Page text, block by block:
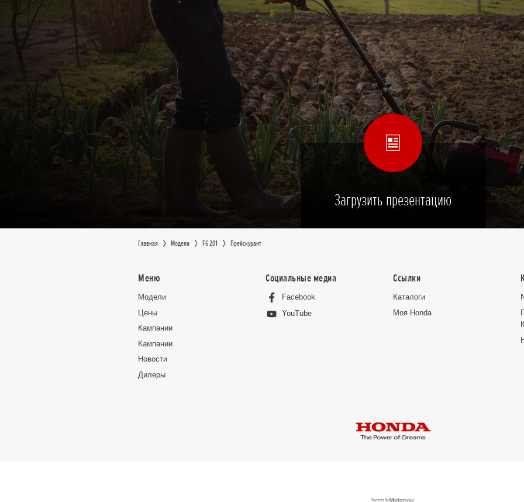
Загрузить презентацию
Главная Moдeли FG 201 Прейскурант
Меню
Moдeли
Цeны
Кампании
Кампании
Новocти
Дилеры
Социальные медиа
Facebook
YouTube
Ссылки
Каталоги
Moя Honda
Powered by